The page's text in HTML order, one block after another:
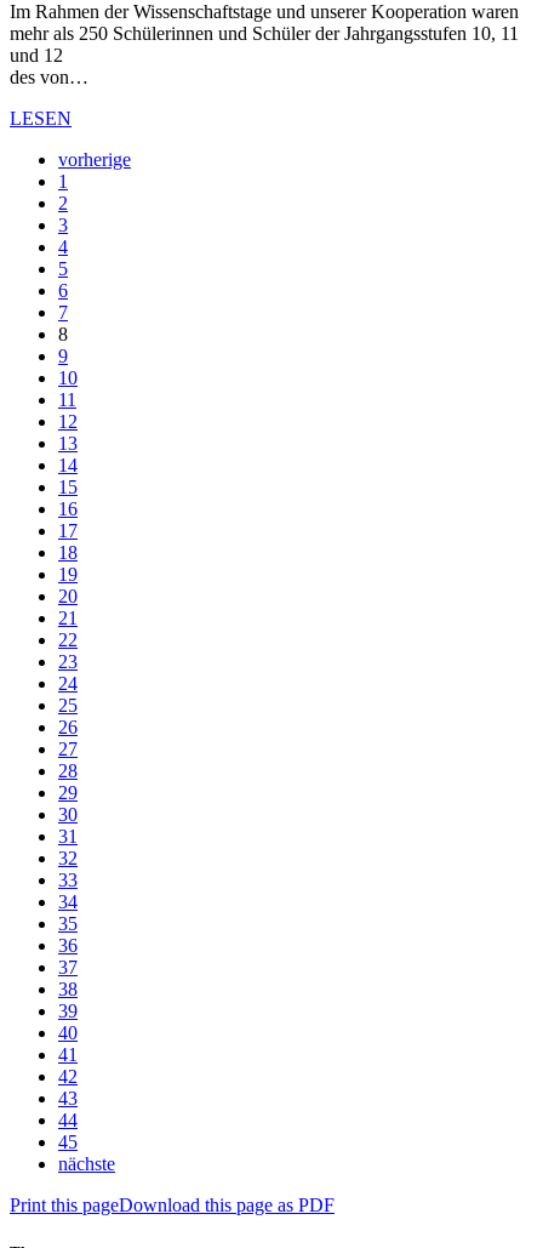
Im Rahmen der Wissenschaftstage und unserer Kooperation waren
mehr als 250 Schülerinnen und Schüler der Jahrgangsstufen 10, 11
und 12
des von…
LESEN
vorherige
1
2
3
4
5
6
7
8
9
10
11
12
13
14
15
16
17
18
19
20
21
22
23
24
25
26
27
28
29
30
31
32
33
34
35
36
37
38
39
40
41
42
43
44
45
nächste
Print this pageDownload this page as PDF